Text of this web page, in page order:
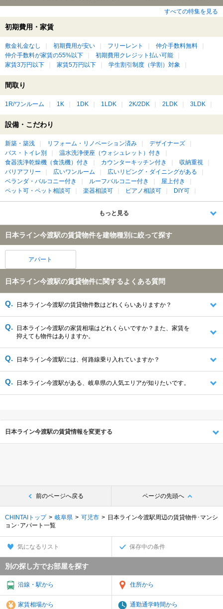
すべての特集を見る
初期費用・家賃
敷金礼金なし 初期費用が安い フリーレント
仲介手数料無料
仲介手数料が家賃の55%以下
初期費用クレジット払い可能
家賃3万円以下
家賃5万円以下 学生割引制度（学割）対象
間取り
1R/ワンルーム 1K 1DK 1LDK 2K/2DK 2LDK 3LDK
設備・こだわり
新築・築浅 リフォーム・リノベーション済み
デザイナーズ
バス・トイレ別
温水洗浄便座（ウォシュレット）付き
食器洗浄乾燥機（食洗機）付き
カウンターキッチン付き
収納重視
バリアフリー
広いワンルーム
広いリビング・ダイニングがある
ベランダ・バルコニー付き
ルーフバルコニー付き
屋上付き
ペット可・ペット相談可
楽器相談可 ピアノ相談可 DIY可
もっと見る
日本ライン今渡駅の賃貸物件を建物種別に絞って探す
アパート
日本ライン今渡駅の賃貸物件に関するよくある質問
日本ライン今渡駅の賃貸物件数はどれくらいありますか？
日本ライン今渡駅の家賃相場はどれくらいですか？また、家賃を
抑えても物件はありますか。
日本ライン今渡駅には、何路線乗り入れていますか？
日本ライン今渡駅がある、岐阜県の人気エリアが知りたいです。
日本ライン今渡駅の賃貸情報を変更する
前のページへ戻る ページの先頭へ
CHINTAIトップ 岐阜県 可児市
日本ライン今渡駅周辺の賃貸物件･マンシ
ョン･アパート一覧
気になるリスト 保存中の条件
別の探し方でお部屋を探す
沿線・駅から 住所から
家賃相場から 通勤通学時間から